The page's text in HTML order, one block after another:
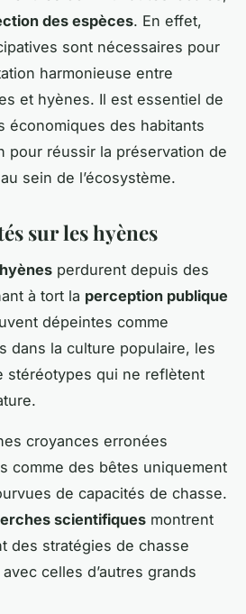
des espèces. En effet,
sont nécessaires pour
harmonieuse entre
et hyènes. Il est essentiel de
économiques des habitants
pour réussir la préservation de
sein de l’écosystème.
sur les hyènes
perdurent depuis des
à tort la perception publique
dépeintes comme
dans la culture populaire, les
stéréotypes qui ne reflètent
croyances erronées
comme des bêtes uniquement
de capacités de chasse.
scientifiques montrent
des stratégies de chasse
celles d’autres grands